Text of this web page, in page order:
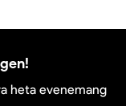
heta evenemang